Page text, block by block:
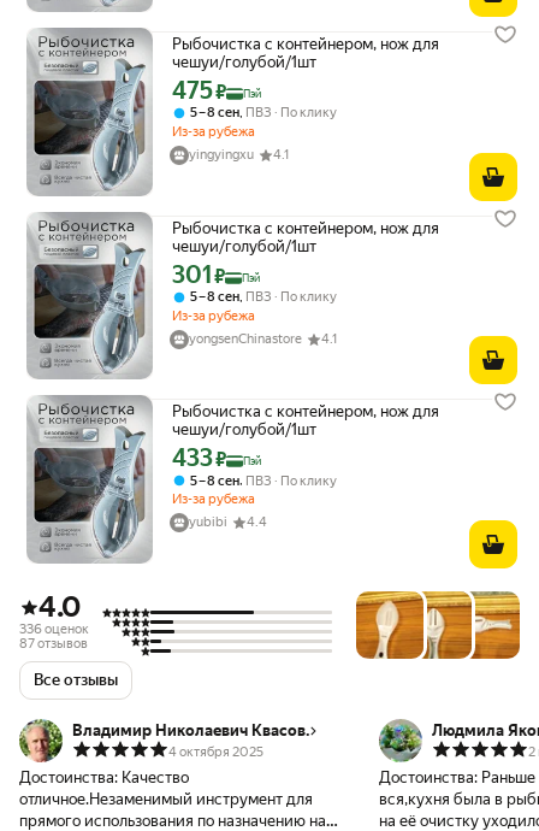
Рыбочистка с контейнером, нож для
чешуи/голубой/1шт
Цена с картой Яндекс Пэй 475 ₽ вместо
475₽ Пэй
5 – 8 сен, ПВЗ
По клику
Из-за рубежа
yingyingxu
4.1
Рыбочистка с контейнером, нож для
чешуи/голубой/1шт
Цена с картой Яндекс Пэй 301 ₽ вместо
301₽ Пэй
5 – 8 сен ПВЗ
По клику
Из-за рубежа
yongsenChinastore
4.1
Рыбочистка с контейнером, нож для
чешуи/голубой/1шт
Цена с картой Яндекс Пэй 433 ₽ вместо
433₽ Пэй
5 – 8 сен, ПВЗ
По клику
Из-за рубежа
yubibi
4.4
4.0
336 оценок
87 отзывов
Все отзывы
Владимир Николаевич Квасов.
4 октября 2025
Достоинства: Качество
отличное.Незаменимый инструмент для
прямого использования по назначению на
Людмила
2
Достоинства: Раньше
вся,кухня была в
на её очистку